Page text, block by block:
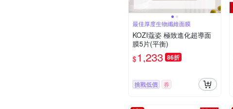
最佳厚度生物纖維面膜
KOZI蔻姿 極致進化超導面
膜5片(平衡)
$1,233 86折
挑戰低價 券